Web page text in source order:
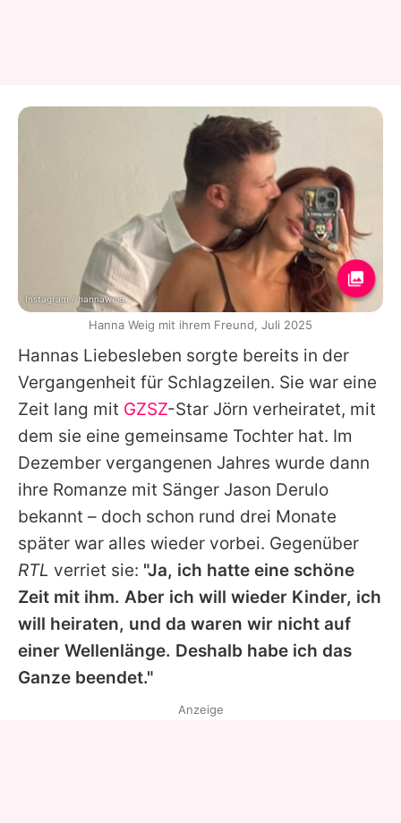
Hannas Liebesleben sorgte bereits in der
Vergangenheit für Schlagzeilen. Sie war eine
Zeit lang mit GZSZ-Star Jörn verheiratet, mit
dem sie eine gemeinsame Tochter hat. Im
Dezember vergangenen Jahres wurde dann
ihre Romanze mit Sänger Jason Derulo
bekannt – doch schon rund drei Monate
später war alles wieder vorbei. Gegenüber
RTL verriet sie: "Ja, ich hatte eine schöne
Zeit mit ihm. Aber ich will wieder Kinder, ich
will heiraten, und da waren wir nicht auf
einer Wellenlänge. Deshalb habe ich das
Ganze beendet."
Instagram / hannaweig
Hanna Weig mit ihrem Freund, Juli 2025
Anzeige